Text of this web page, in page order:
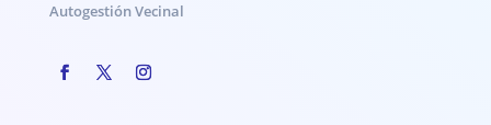
Autogestión Vecinal